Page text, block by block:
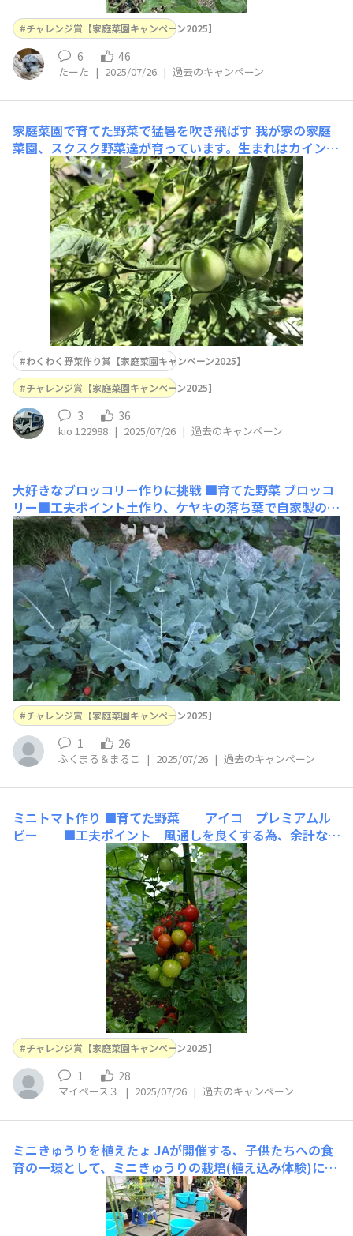
チャレンジ賞【家庭菜園キャンペーン2025】
6 46
たーた | 2025/07/26 | 過去のキャンペーン
家庭菜園で育てた野菜で猛暑を吹き飛ばす 我が家の家庭
菜園、スクスク野菜達が育っています。生まれはカインズ
育ち、立派な苗でした今は大きくなり、トマト🍅は私の身
長越え緑色から赤色へと変わって来ました後ろに見える緑
色のネットはキョン避けです、トマトの枝を食べに来てま
す続いてピーマン🫑こちらもしっかりした実で肉厚、パリ
ッとした食感が堪りません最後
わくわく野菜作り賞【家庭菜園キャンペーン2025】
チャレンジ賞【家庭菜園キャンペーン2025】
3 36
kio 122988 | 2025/07/26 | 過去のキャンペーン
大好きなブロッコリー作りに挑戦 ■育てた野菜 ブロッコ
リー■工夫ポイント土作り、ケヤキの落ち葉で自家製の腐
葉土を作り、油かすをブレンド、開花後、鶏糞等を定期的
に与えました。青虫さんの大好物らしく、毎日、格闘しま
した🐛
チャレンジ賞【家庭菜園キャンペーン2025】
1 26
ふくまる＆まるこ | 2025/07/26 | 過去のキャンペーン
ミニトマト作り ■育てた野菜 アイコ プレミアムル
ビー ■工夫ポイント 風通しを良くする為、余計な葉
は取り地中から20センチ程スッキリしています
チャレンジ賞【家庭菜園キャンペーン2025】
1 28
マイペース３ | 2025/07/26 | 過去のキャンペーン
ミニきゅうりを植えたょ JAが開催する、子供たちへの食
育の一環として、ミニきゅうりの栽培(植え込み体験)にチ
ャレンジしています。偶然、彼の6歳の誕生日、6月22
日、締切ギリギリまでの成長を追いたいと思います。そし
て、彼の、初めての野菜作りの思い出になれば💗💗と記録